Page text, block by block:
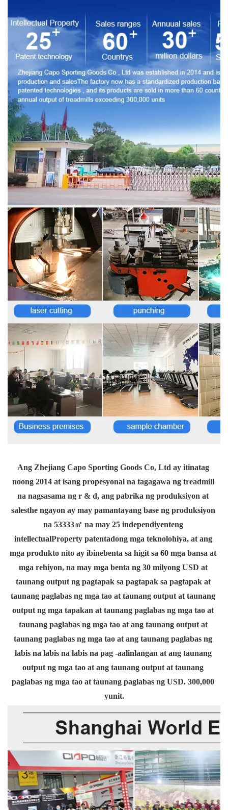
Ang Zhejiang Capo Sporting Goods Co, Ltd ay itinatag
noong 2014 at isang propesyonal na tagagawa ng treadmill
na nagsasama ng r & d, ang pabrika ng produksiyon at
salesthe ngayon ay may pamantayang base ng produksiyon
na 53333㎡ na may 25 independiyenteng
intellectualProperty patentadong mga teknolohiya, at ang
mga produkto nito ay ibinebenta sa higit sa 60 mga bansa at
mga rehiyon, na may mga benta ng 30 milyong USD at
taunang output ng pagtapak sa pagtapak sa pagtapak at
taunang paglabas ng mga tao at taunang output at taunang
output ng mga tapakan at taunang paglabas ng mga tao at
taunang paglabas ng mga tao at ang taunang output at
taunang paglabas ng mga tao at ang taunang paglabas ng
labis na labis na labis na pag -aalinlangan at ang taunang
output ng mga tao at ang taunang output at taunang
paglabas ng mga tao at taunang paglabas ng USD. 300,000
yunit.